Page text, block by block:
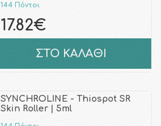
144 Πόντοι
17.82€
ΣΤΟ ΚΑΛΑΘΙ
SYNCHROLINE - Thiospot SR
Skin Roller | 5ml